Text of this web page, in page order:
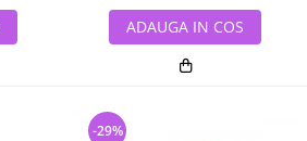
ADAUGA IN COS
-29%